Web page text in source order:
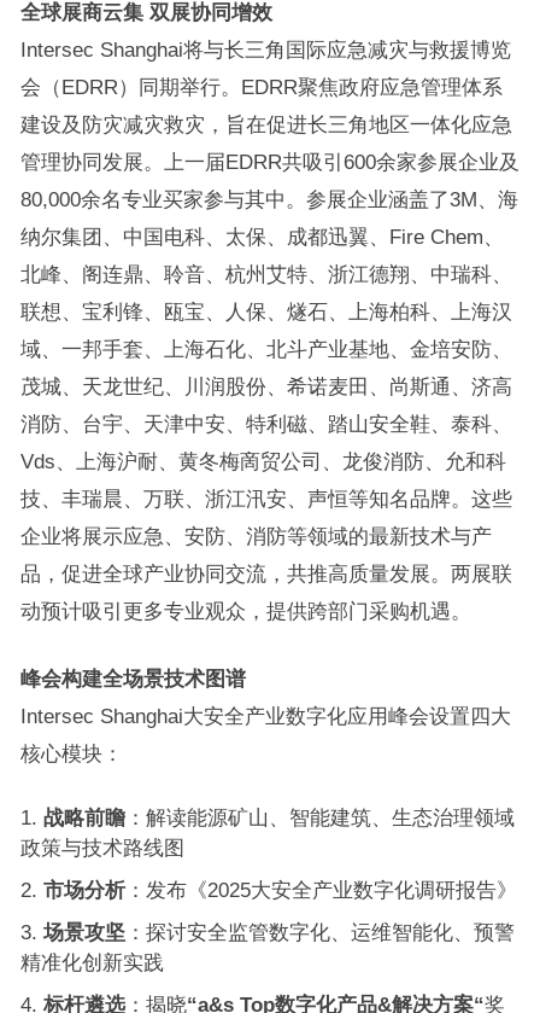
全球展商云集 双展协同增效
Intersec Shanghai将与长三角国际应急减灾与救援博览
会（EDRR）同期举行。EDRR聚焦政府应急管理体系
建设及防灾减灾救灾，旨在促进长三角地区一体化应急
管理协同发展。上一届EDRR共吸引600余家参展企业及
80,000余名专业买家参与其中。参展企业涵盖了3M、海
纳尔集团、中国电科、太保、成都迅翼、Fire Chem、
北峰、阁连鼎、聆音、杭州艾特、浙江德翔、中瑞科、
联想、宝利锋、瓯宝、人保、燧石、上海柏科、上海汉
域、一邦手套、上海石化、北斗产业基地、金培安防、
茂城、天龙世纪、川润股份、希诺麦田、尚斯通、济高
消防、台宇、天津中安、特利磁、踏山安全鞋、泰科、
Vds、上海沪耐、黄冬梅啇贸公司、龙俊消防、允和科
技、丰瑞晨、万联、浙江汛安、声恒等知名品牌。这些
企业将展示应急、安防、消防等领域的最新技术与产
品，促进全球产业协同交流，共推高质量发展。两展联
动预计吸引更多专业观众，提供跨部门采购机遇。
峰会构建全场景技术图谱
Intersec Shanghai大安全产业数字化应用峰会设置四大
核心模块：
战略前瞻：解读能源矿山、智能建筑、生态治理领域
政策与技术路线图
市场分析：发布《2025大安全产业数字化调研报告》
场景攻坚：探讨安全监管数字化、运维智能化、预警
精准化创新实践
标杆遴选：揭晓“a&s Top数字化产品&解决方案“奖